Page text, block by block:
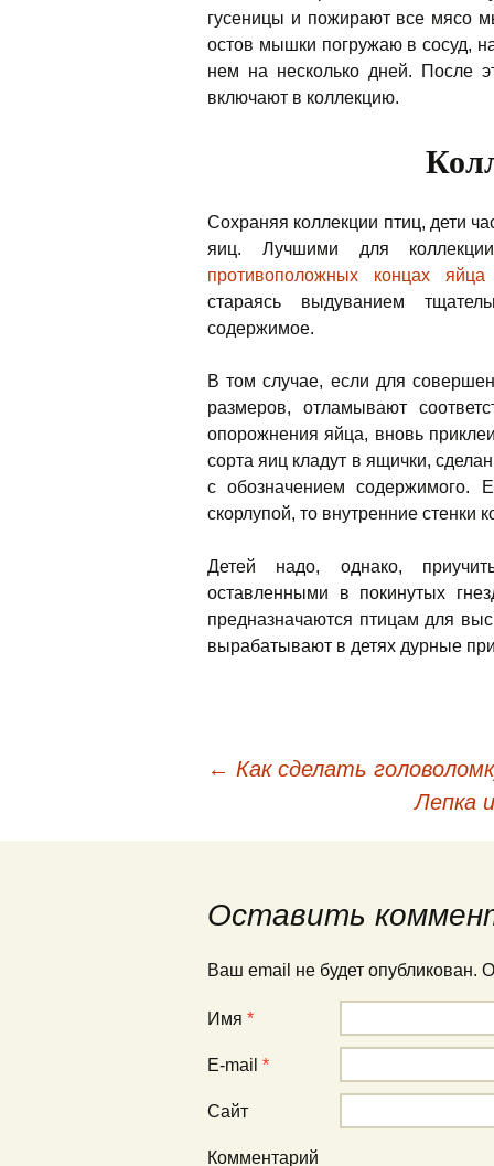
гусеницы и пожирают все мясо
остов мышки погружаю в сосуд,
нем на несколько дней. После
включают в коллекцию.
Сохраняя коллекции птиц, дети
яиц. Лучшими для
противоположных концах яйца
стараясь выдуванием
содержимое.
В том случае, если для
размеров, отламывают
опорожнения яйца, вновь
сорта яиц кладут в ящички,
с обозначением содержимого.
скорлупой, то внутренние стенки
Детей надо, однако,
оставленными в покинутых
предназначаются птицам для
вырабатывают в детях дурные
Навигация по
← Как сделать
Лепка
Оставить
Ваш email не будет опубликован.
Имя *
E-mail *
Сайт
Комментарий